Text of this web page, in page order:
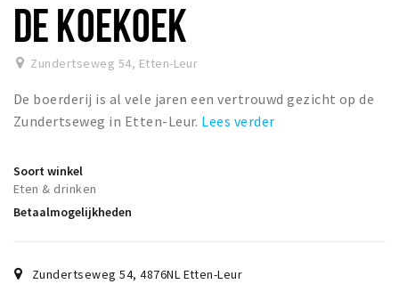
Bezienswaardigheden
Musea, theaters & podia
Uitjes & activiteiten
Toeristische routes
Baroniepoorten
Sport
DE KOEKOEK
Zundertseweg 54, Etten-Leur
De boerderij is al vele jaren een vertrouwd gezicht op de
Zundertseweg in Etten-Leur. Lees verder
Soort winkel
Eten & drinken
Betaalmogelijkheden
Zundertseweg 54,4876NL Etten-Leur